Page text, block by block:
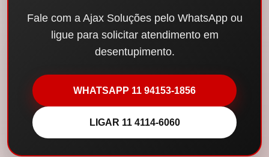
Fale com a Ajax Soluções pelo WhatsApp ou
ligue para solicitar atendimento em
desentupimento.
WHATSAPP 11 94153-1856
LIGAR 11 4114-6060